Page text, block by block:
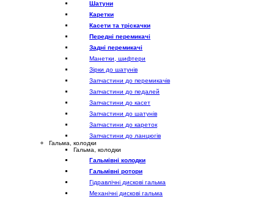
Шатуни
Каретки
Касети та тріскачки
Передні перемикачі
Задні перемикачі
Манетки, шифтери
Зірки до шатунів
Запчастини до перемикачів
Запчастини до педалей
Запчастини до касет
Запчастини до шатунів
Запчастини до кареток
Запчастини до ланцюгів
Гальма, колодки
Гальма, колодки
Гальмівні колодки
Гальмівні ротори
Гідравлічні дискові гальма
Механічні дискові гальма